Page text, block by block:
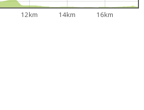
12km 14km 16km